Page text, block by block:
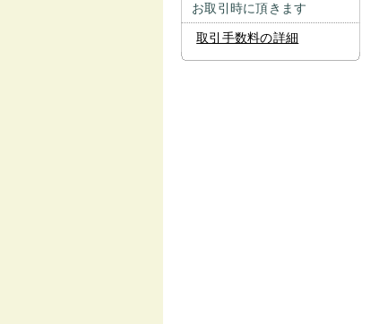
お取引時に頂きます
取引手数料の詳細